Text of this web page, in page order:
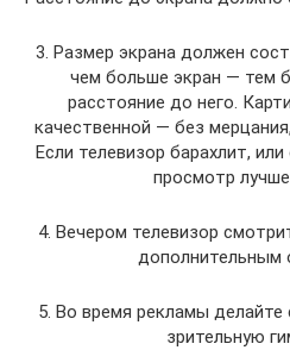
3. Размер экрана должен
чем больше экран — тем
расстояние до него.
качественной — без
Если телевизор барахлит,
просмотр
4. Вечером телевизор
дополнительным
5. Во время рекламы
зрительную